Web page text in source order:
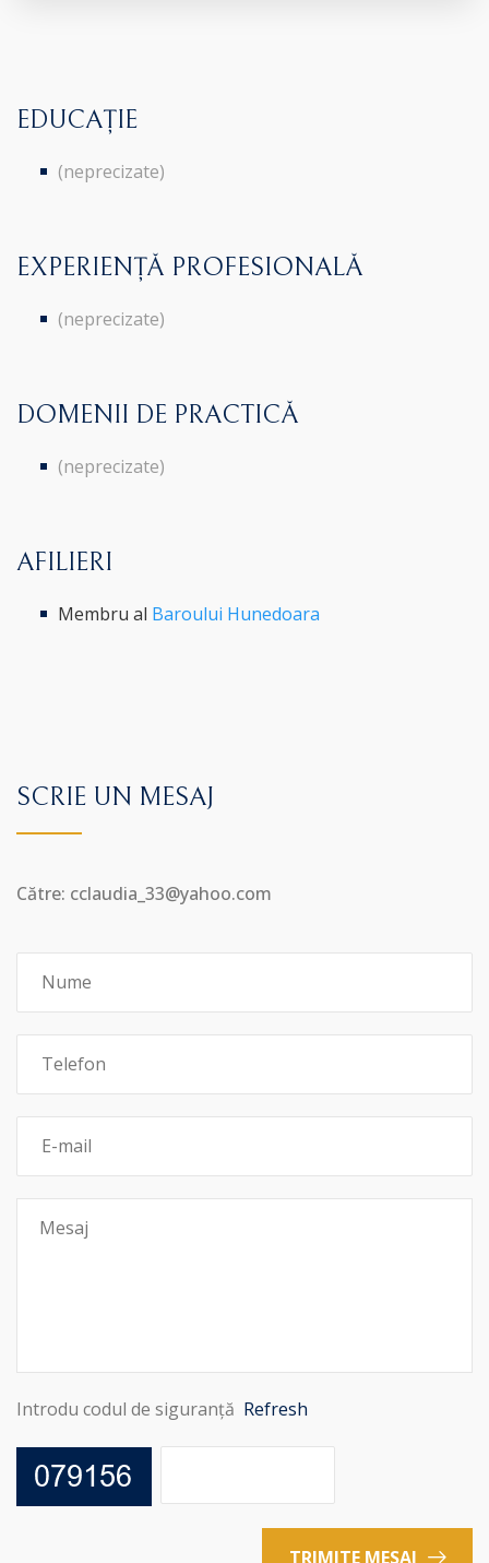
EDUCAȚIE
(neprecizate)
EXPERIENȚĂ PROFESIONALĂ
(neprecizate)
DOMENII DE PRACTICĂ
(neprecizate)
AFILIERI
Membru al Baroului Hunedoara
SCRIE UN MESAJ
Către: cclaudia_33@yahoo.com
Introdu codul de siguranță Refresh
TRIMITE MESAJ